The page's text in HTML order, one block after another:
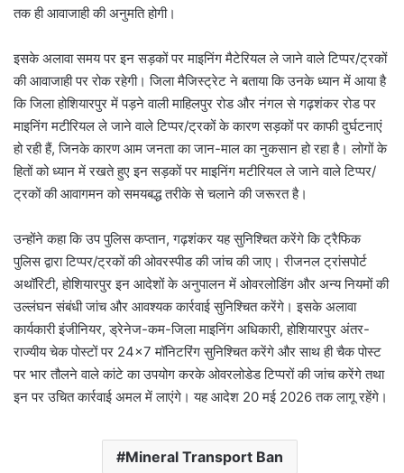
तक ही आवाजाही की अनुमति होगी।
इसके अलावा समय पर इन सड़कों पर माइनिंग मैटेरियल ले जाने वाले टिप्पर/ट्रकों
की आवाजाही पर रोक रहेगी। जिला मैजिस्ट्रेट ने बताया कि उनके ध्यान में आया है
कि जिला होशियारपुर में पड़ने वाली माहिलपुर रोड और नंगल से गढ़शंकर रोड पर
माइनिंग मटीरियल ले जाने वाले टिप्पर/ट्रकों के कारण सड़कों पर काफी दुर्घटनाएं
हो रही हैं, जिनके कारण आम जनता का जान-माल का नुकसान हो रहा है। लोगों के
हितों को ध्यान में रखते हुए इन सड़कों पर माइनिंग मटीरियल ले जाने वाले टिप्पर/
ट्रकों की आवागमन को समयबद्ध तरीके से चलाने की जरूरत है।
उन्होंने कहा कि उप पुलिस कप्तान, गढ़शंकर यह सुनिश्चित करेंगे कि ट्रैफिक
पुलिस द्वारा टिप्पर/ट्रकों की ओवरस्पीड की जांच की जाए। रीजनल ट्रांसपोर्ट
अथॉरिटी, होशियारपुर इन आदेशों के अनुपालन में ओवरलोडिंग और अन्य नियमों की
उल्लंघन संबंधी जांच और आवश्यक कार्रवाई सुनिश्चित करेंगे। इसके अलावा
कार्यकारी इंजीनियर, ड्रेनेज-कम-जिला माइनिंग अधिकारी, होशियारपुर अंतर-
राज्यीय चेक पोस्टों पर 24×7 मॉनिटरिंग सुनिश्चित करेंगे और साथ ही चैक पोस्ट
पर भार तौलने वाले कांटे का उपयोग करके ओवरलोडेड टिप्परों की जांच करेंगे तथा
इन पर उचित कार्रवाई अमल में लाएंगे। यह आदेश 20 मई 2026 तक लागू रहेंगे।
Mineral Transport Ban